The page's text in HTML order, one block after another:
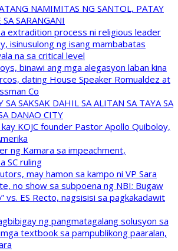
NAMIMITAS NG SANTOL, PATAY
SARANGANI
extradition process ni religious leader
isinusulong ng isang mambabatas
na sa critical level
binawi ang mga alegasyon laban kina
dating House Speaker Romualdez at
Co
SA SAKSAK DAHIL SA ALITAN SA TAYA SA
DANAO CITY
KOJC founder Pastor Apollo Quiboloy,
ng Kamara sa impeachment,
SC ruling
may hamon sa kampo ni VP Sara
no show sa subpoena ng NBI; Bugaw
vs. ES Recto, nagsisisi sa pagkakadawit
ng pangmatagalang solusyon sa
textbook sa pampublikong paaralan,